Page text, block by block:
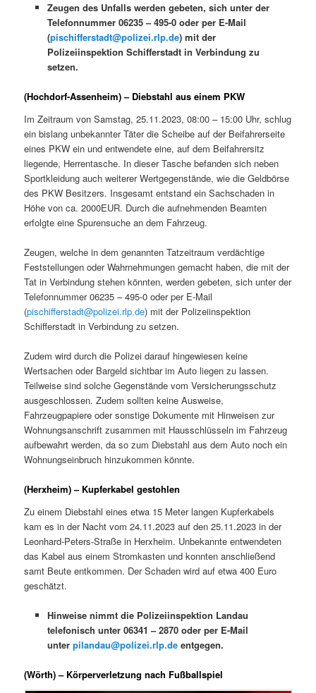
Zeugen des Unfalls werden gebeten, sich unter der
Telefonnummer 06235 – 495-0 oder per E-Mail
(pischifferstadt@polizei.rlp.de) mit der
Polizeiinspektion Schifferstadt in Verbindung zu
setzen.
(Hochdorf-Assenheim) – Diebstahl aus einem PKW
Im Zeitraum von Samstag, 25.11.2023, 08:00 – 15:00 Uhr, schlug
ein bislang unbekannter Täter die Scheibe auf der Beifahrerseite
eines PKW ein und entwendete eine, auf dem Beifahrersitz
liegende, Herrentasche. In dieser Tasche befanden sich neben
Sportkleidung auch weiterer Wertgegenstände, wie die Geldbörse
des PKW Besitzers. Insgesamt entstand ein Sachschaden in
Höhe von ca. 2000EUR. Durch die aufnehmenden Beamten
erfolgte eine Spurensuche an dem Fahrzeug.
Zeugen, welche in dem genannten Tatzeitraum verdächtige
Feststellungen oder Wahrnehmungen gemacht haben, die mit der
Tat in Verbindung stehen könnten, werden gebeten, sich unter der
Telefonnummer 06235 – 495-0 oder per E-Mail
(pischifferstadt@polizei.rlp.de) mit der Polizeiinspektion
Schifferstadt in Verbindung zu setzen.
Zudem wird durch die Polizei darauf hingewiesen keine
Wertsachen oder Bargeld sichtbar im Auto liegen zu lassen.
Teilweise sind solche Gegenstände vom Versicherungsschutz
ausgeschlossen. Zudem sollten keine Ausweise,
Fahrzeugpapiere oder sonstige Dokumente mit Hinweisen zur
Wohnungsanschrift zusammen mit Hausschlüsseln im Fahrzeug
aufbewahrt werden, da so zum Diebstahl aus dem Auto noch ein
Wohnungseinbruch hinzukommen könnte.
(Herxheim) – Kupferkabel gestohlen
Zu einem Diebstahl eines etwa 15 Meter langen Kupferkabels
kam es in der Nacht vom 24.11.2023 auf den 25.11.2023 in der
Leonhard-Peters-Straße in Herxheim. Unbekannte entwendeten
das Kabel aus einem Stromkasten und konnten anschließend
samt Beute entkommen. Der Schaden wird auf etwa 400 Euro
geschätzt.
Hinweise nimmt die Polizeiinspektion Landau
telefonisch unter 06341 – 2870 oder per E-Mail
unter pilandau@polizei.rlp.deentgegen.
(Wörth) – Körperverletzung nach Fußballspiel